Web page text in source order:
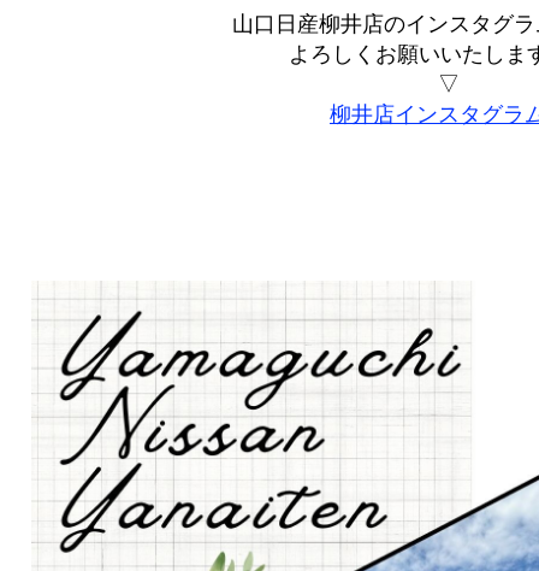
山口日産柳井店のインスタグ
よろしくお願いいたします
▽
柳井店インスタグラ